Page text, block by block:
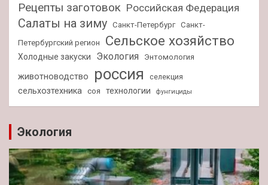
Рецепты заготовок Российская Федерация
Салаты на зиму Санкт-Петербург Санкт-
Петербургский регион
Сельское хозяйство
Холодные закуски Экология Энтомология
животноводство россия селекция
сельхозтехника соя технологии фунгициды
Экология